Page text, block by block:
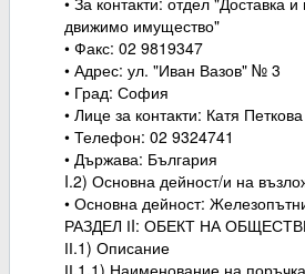
движимо имущество"
• Факс: 02 9819347
• Адрес: ул. "Иван Вазов" № 3
• Град: София
• Лице за контакти: Катя Петкова
• Телефон: 02 9324741
• Държава: България
I.2) Основна дейност/и на
• Основна дейност:
РАЗДЕЛ ІI: ОБЕКТ НА
ІІ.1) Описание
ІІ.1.1) Наименование на